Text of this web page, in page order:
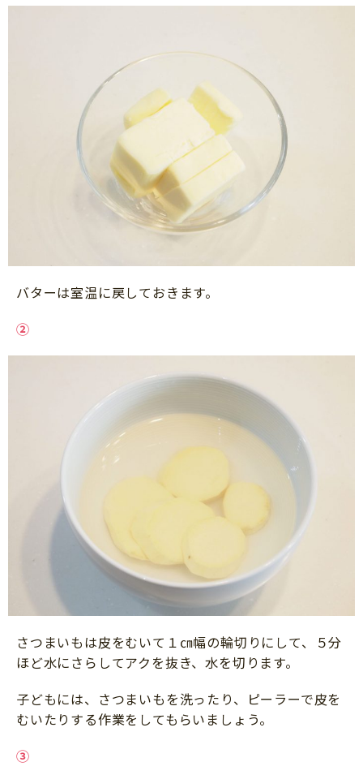
バターは室温に戻しておきます。
②
さつまいもは皮をむいて１㎝幅の輪切りにして、５分
ほど水にさらしてアクを抜き、水を切ります。
子どもには、さつまいもを洗ったり、ピーラーで皮を
むいたりする作業をしてもらいましょう。
③